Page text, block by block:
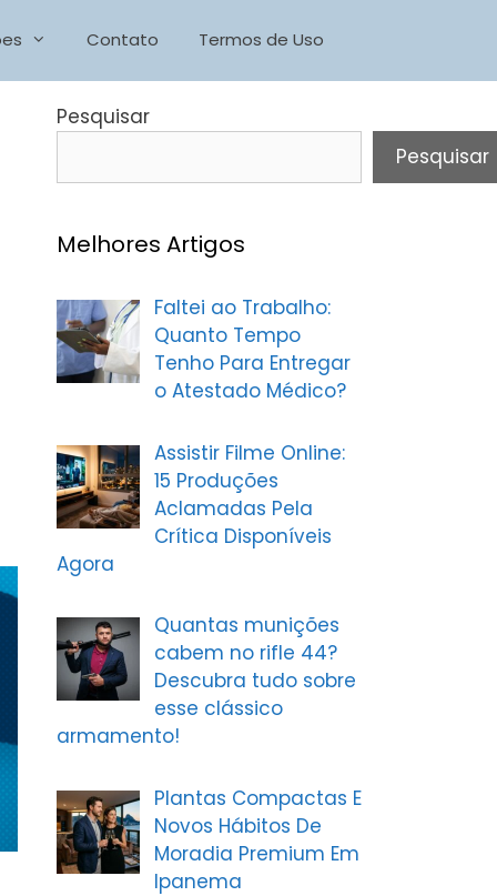
Contato Termos de Uso
Pesquisar
Pesquisar
Melhores Artigos
Faltei ao Trabalho:
Quanto Tempo
Tenho Para Entregar
o Atestado Médico?
Assistir Filme Online:
15 Produções
Aclamadas Pela
Crítica Disponíveis
Agora
Quantas munições
cabem no rifle 44?
Descubra tudo sobre
esse clássico
armamento!
Plantas Compactas E
Novos Hábitos De
Moradia Premium Em
Ipanema